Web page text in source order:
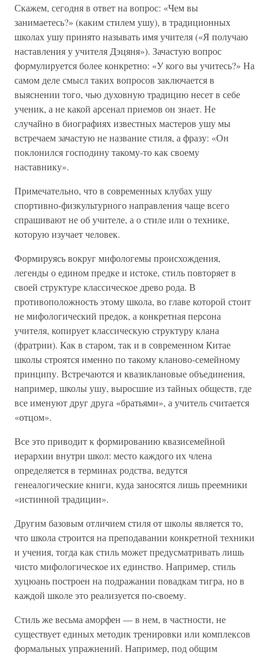
Скажем, сегодня в ответ на вопрос: «Чем вы
занимаетесь?» (каким стилем ушу), в традиционных
школах ушу принято называть имя учителя («Я получаю
наставления у учителя Дэцяня»). Зачастую вопрос
формулируется более конкретно: «У кого вы учитесь?» На
самом деле смысл таких вопросов заключается в
выяснении того, чью духовную традицию несет в себе
ученик, а не какой арсенал приемов он знает. Не
случайно в биографиях известных мастеров ушу мы
встречаем зачастую не название стиля, а фразу: «Он
поклонился господину такому-то как своему
наставнику».
Примечательно, что в современных клубах ушу
спортивно-физкультурного направления чаще всего
спрашивают не об учителе, а о стиле или о технике,
которую изучает человек.
Формируясь вокруг мифологемы происхождения,
легенды о едином предке и истоке, стиль повторяет в
своей структуре классическое древо рода. В
противоположность этому школа, во главе которой стоит
не мифологический предок, а конкретная персона
учителя, копирует классическую структуру клана
(фратрии). Как в старом, так и в современном Китае
школы строятся именно по такому кланово-семейному
принципу. Встречаются и квазиклановые объединения,
например, школы ушу, выросшие из тайных обществ, где
все именуют друг друга «братьями», а учитель считается
«отцом».
Все это приводит к формированию квазисемейной
иерархии внутри школ: место каждого их члена
определяется в терминах родства, ведутся
генеалогические книги, куда заносятся лишь преемники
«истинной традиции».
Другим базовым отличием стиля от школы является то,
что школа строится на преподавании конкретной техники
и учения, тогда как стиль может предусматривать лишь
чисто мифологическое их единство. Например, стиль
хуцюань построен на подражании повадкам тигра, но в
каждой школе это реализуется по-своему.
Стиль же весьма аморфен — в нем, в частности, не
существует единых методик тренировки или комплексов
формальных упражнений. Например, под общим